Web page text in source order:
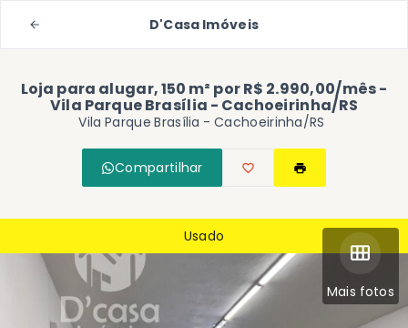
D'Casa Imóveis
Loja para alugar, 150 m² por R$ 2.990,00/mês -
Vila Parque Brasília - Cachoeirinha/RS
Vila Parque Brasília - Cachoeirinha/RS
Compartilhar
Mais fotos
Usado